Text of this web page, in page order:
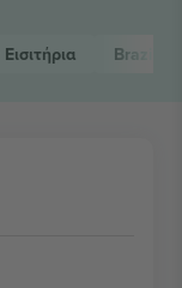
Εισιτήρια Brazil